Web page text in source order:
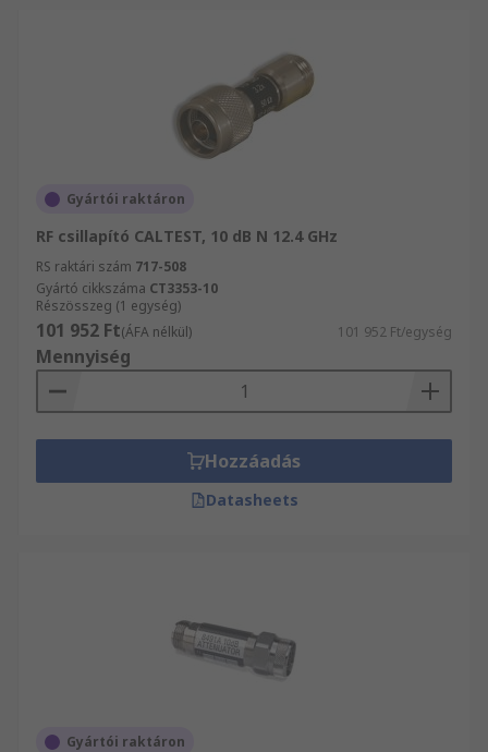
Gyártói raktáron
RF csillapító CALTEST, 10 dB N 12.4 GHz
RS raktári szám 717-508
Gyártó cikkszáma CT3353-10
Részösszeg (1 egység)
101 952 Ft(ÁFA nélkül) 101 952 Ft/egység
Mennyiség
Hozzáadás
Datasheets
Gyártói raktáron